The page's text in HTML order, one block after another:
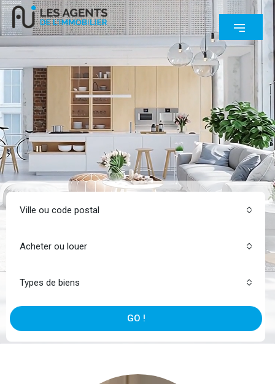
Ville ou code postal
Acheter ou louer
Types de biens
GO !